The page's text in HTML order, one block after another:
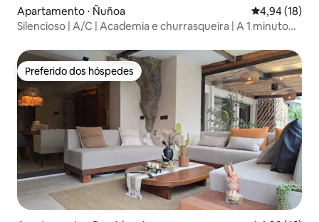
Apartamento ⋅ Ñuñoa 4,94 de uma
4,94 (18)
Silencioso | A/C | Academia e churrasqueira | A 1 minuto
Preferido dos hóspedes
Preferido dos hóspedes